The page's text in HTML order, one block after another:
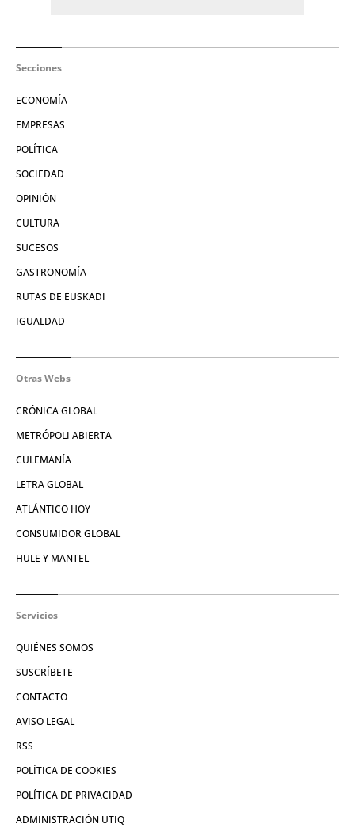
Secciones
ECONOMÍA
EMPRESAS
POLÍTICA
SOCIEDAD
OPINIÓN
CULTURA
SUCESOS
GASTRONOMÍA
RUTAS DE EUSKADI
IGUALDAD
Otras Webs
CRÓNICA GLOBAL
METRÓPOLI ABIERTA
CULEMANÍA
LETRA GLOBAL
ATLÁNTICO HOY
CONSUMIDOR GLOBAL
HULE Y MANTEL
Servicios
QUIÉNES SOMOS
SUSCRÍBETE
CONTACTO
AVISO LEGAL
RSS
POLÍTICA DE COOKIES
POLÍTICA DE PRIVACIDAD
ADMINISTRACIÓN UTIQ